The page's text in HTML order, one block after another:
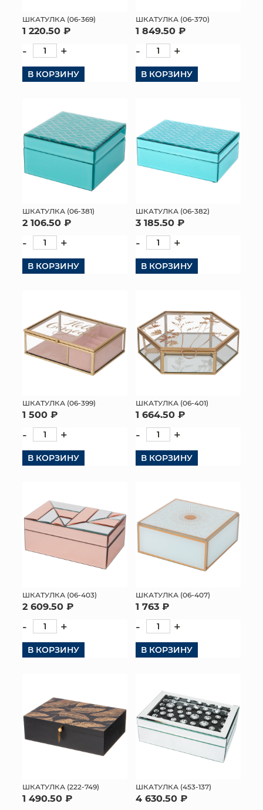
ШКАТУЛКА (06-369)
1 220.50 ₽
- +
В КОРЗИНУ
ШКАТУЛКА (06-370)
1 849.50 ₽
- +
В КОРЗИНУ
ШКАТУЛКА (06-381)
2 106.50 ₽
- +
В КОРЗИНУ
ШКАТУЛКА (06-382)
3 185.50 ₽
- +
В КОРЗИНУ
ШКАТУЛКА (06-399)
1 500 ₽
- +
В КОРЗИНУ
ШКАТУЛКА (06-401)
1 664.50 ₽
- +
В КОРЗИНУ
ШКАТУЛКА (06-403)
2 609.50 ₽
- +
В КОРЗИНУ
ШКАТУЛКА (06-407)
1 763 ₽
- +
В КОРЗИНУ
ШКАТУЛКА (222-749)
1 490.50 ₽
ШКАТУЛКА (453-137)
4 630.50 ₽